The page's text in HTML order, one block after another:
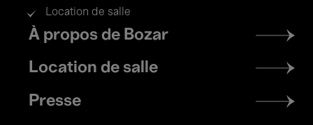
Location de salle
Footer
menu
À propos de Bozar
Location de salle
Presse